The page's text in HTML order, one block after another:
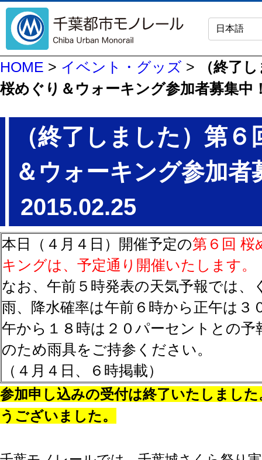
HOME > イベント・グッズ >
（終了
桜めぐり＆ウォーキング参加者募集中
（終了しました）第
＆ウォーキング参加者
2015.02.25
本日（４月４日）開催予定の第６回 桜
キングは、予定通り開催いたします。
なお、午前５時発表の天気予報では、
雨、降水確率は午前６時から正午は３
午から１８時は２０パーセントとの予
のため雨具をご持参ください。
（４月４日、６時掲載）
参加申し込みの受付は終了いたしまし
うございました。